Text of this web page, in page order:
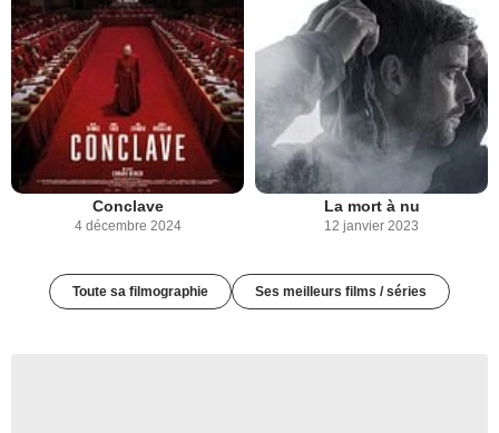
Conclave
4 décembre 2024
La mort à nu
12 janvier 2023
Toute sa filmographie Ses meilleurs films / séries